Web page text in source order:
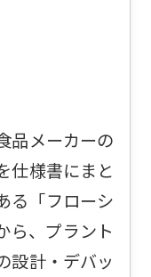
品メーカーの
仕様書にまと
る「フローシ
ら、プラント
設計・デバッ